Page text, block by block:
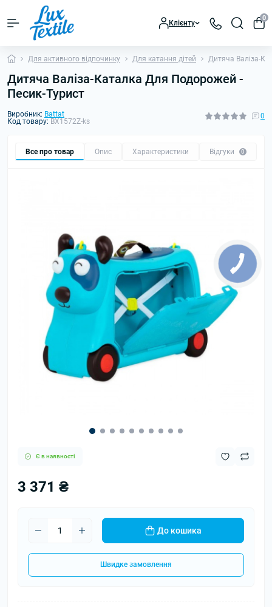
Клієнту
0
Для активного відпочинку Для катання дітей Дитяча Валіза-
Дитяча Валіза-Каталка Для Подорожей -
Песик-Турист
Виробник: Battat
Код товару: BX1572Z-ks
0
Все про товар Опис Характеристики Відгуки 0
Є в наявності
3 371 ₴
До кошика
Швидке замовлення